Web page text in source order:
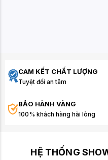
CAM KẾT CHẤT LƯỢNG
Tuyệt đối an tâm
BẢO HÀNH VÀNG
100% khách hàng hài lòng
HỆ THỐNG